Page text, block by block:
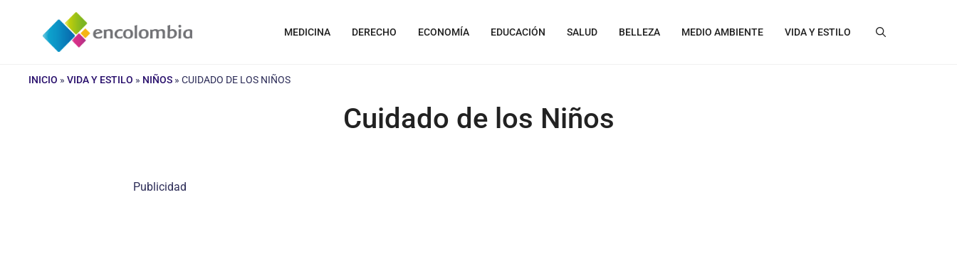
contenido
MEDICINA DERECHO ECONOMÍA EDUCACIÓN SALUD BELLEZA MEDIO AMBIENTE VIDA Y ESTILO
INICIO » VIDA Y ESTILO » NIÑOS » CUIDADO DE LOS NIÑOS
Cuidado de los Niños
Publicidad